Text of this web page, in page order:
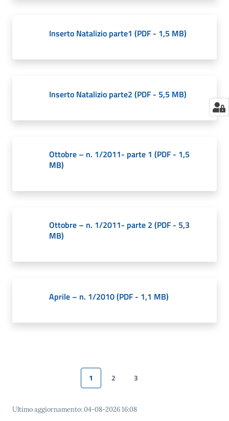
Inserto Natalizio parte1 (PDF - 1,5 MB)
Inserto Natalizio parte2 (PDF - 5,5 MB)
Ottobre – n. 1/2011- parte 1 (PDF - 1,5
MB)
Ottobre – n. 1/2011- parte 2 (PDF - 5,3
MB)
Aprile – n. 1/2010(PDF - 1,1 MB)
Pagina precedente
Pagina
1 Pagina
2 Pagina
3
Ultimo aggiornamento:04-08-2026 16:08